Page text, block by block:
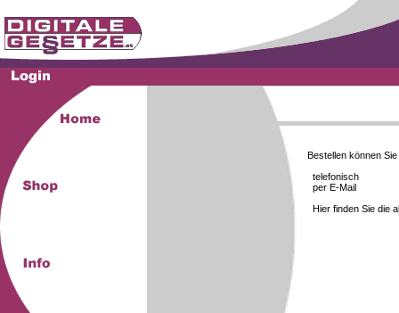
Bestellen können Sie
telefonisch
per E-Mail
Hier finden Sie die